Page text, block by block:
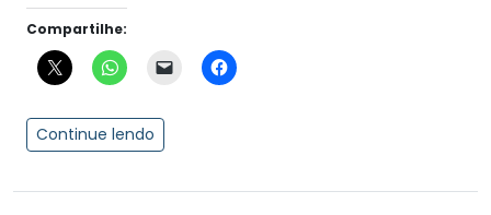
Compartilhe:
Continue lendo